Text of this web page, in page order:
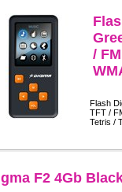
/
Flash
TFT /
Tetris /
F2 4Gb